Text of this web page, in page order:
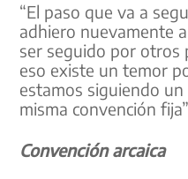
“El paso que va a
adhiero nuevamente
ser seguido por otros
eso existe un temor
estamos siguiendo
misma convención
Convención arcaica